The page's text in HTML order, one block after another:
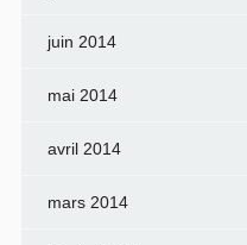
juin 2014
mai 2014
avril 2014
mars 2014